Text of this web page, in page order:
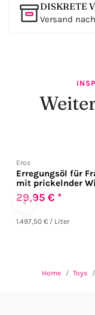
DISKRETE
Versand
‹
Eros
Erregungsöl für
mit prickelnder
29,95 € *
1.497,50 € / Liter
Home Toys